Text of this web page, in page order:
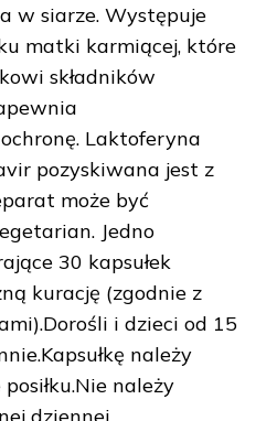
w siarze. Występuje
matki karmiącej, które
składników
Laktoferyna
pozyskiwana jest z
może być
Jedno
30 kapsułek
kurację (zgodnie z
i dzieci od 15
należy
należy
dziennej